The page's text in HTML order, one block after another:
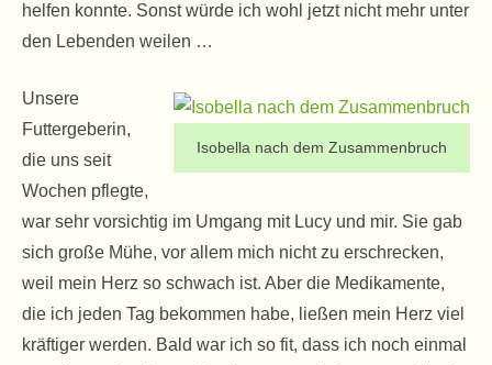
helfen konnte. Sonst würde ich wohl jetzt nicht mehr unter
den Lebenden weilen …
Isobella nach dem Zusammenbruch
Unsere
Futtergeberin,
die uns seit
Wochen pflegte,
war sehr vorsichtig im Umgang mit Lucy und mir. Sie gab
sich große Mühe, vor allem mich nicht zu erschrecken,
weil mein Herz so schwach ist. Aber die Medikamente,
die ich jeden Tag bekommen habe, ließen mein Herz viel
kräftiger werden. Bald war ich so fit, dass ich noch einmal